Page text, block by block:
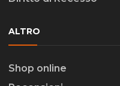
ALTRO
Shop online